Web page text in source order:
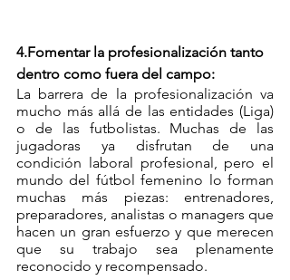
4.Fomentar la profesionalización tanto
dentro como fuera del campo:
La barrera de la profesionalización va
mucho más allá de las entidades (Liga)
o de las futbolistas. Muchas de las
jugadoras ya disfrutan de una
condición laboral profesional, pero el
mundo del fútbol femenino lo forman
muchas más piezas: entrenadores,
preparadores, analistas o managers que
hacen un gran esfuerzo y que merecen
que su trabajo sea plenamente
reconocido y recompensado.